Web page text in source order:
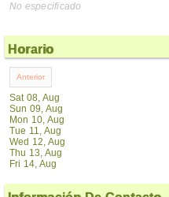
No especificado
Horario
Sat 08, Aug
Sun 09, Aug
Mon 10, Aug
Tue 11, Aug
Wed 12, Aug
Thu 13, Aug
Fri 14, Aug